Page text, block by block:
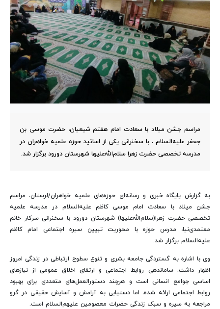
مراسم جشن میلاد با سعادت امام هفتم شیعیان، حضرت موسی بن
جعفر علیه‌السلام ، با سخنرانی یکی از اساتید حوزه علمیه خواهران در
مدرسه تخصصی حضرت زهرا سلام‌الله‌علیها شهرستان دورود برگزار شد.
به گزارش پایگاه خبری و رسانه‌ای حوزه‌های علمیه خواهران/لرستان، مراسم
جشن میلاد با سعادت امام موسی کاظم علیه‌السلام در مدرسه علمیه
تخصصی حضرت زهرا(سلام‌الله‌علیها) شهرستان دورود با سخنرانی سرکار خانم
معتمدی‌نیا، مدرس حوزه با محوریت تبیین سیره اجتماعی امام کاظم
علیه‌السلام برگزار شد.
وی با اشاره به گستردگی جامعه بشری و تنوع سطوح ارتباطی در زندگی امروز
اظهار داشت: ساماندهی روابط اجتماعی و ارتقای اخلاق عمومی از نیازهای
اساسی جوامع انسانی است و هرچند دستورالعمل‌های متعددی برای بهبود
روابط اجتماعی ارائه شده، اما دستیابی به آرامش و آسایش حقیقی در گرو
مراجعه به سیره و سبک زندگی حضرات معصومین علیهم‌السلام است.